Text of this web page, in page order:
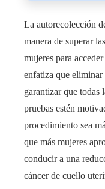
La autorecolección
manera de superar
mujeres para
enfatiza que eliminar
garantizar que todas
pruebas estén
procedimiento sea
que más mujeres
conducir a una
cáncer de cuello